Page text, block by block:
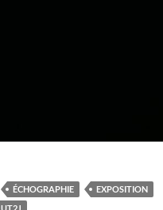
ÉCHOGRAPHIE
EXPOSITION
UT2J